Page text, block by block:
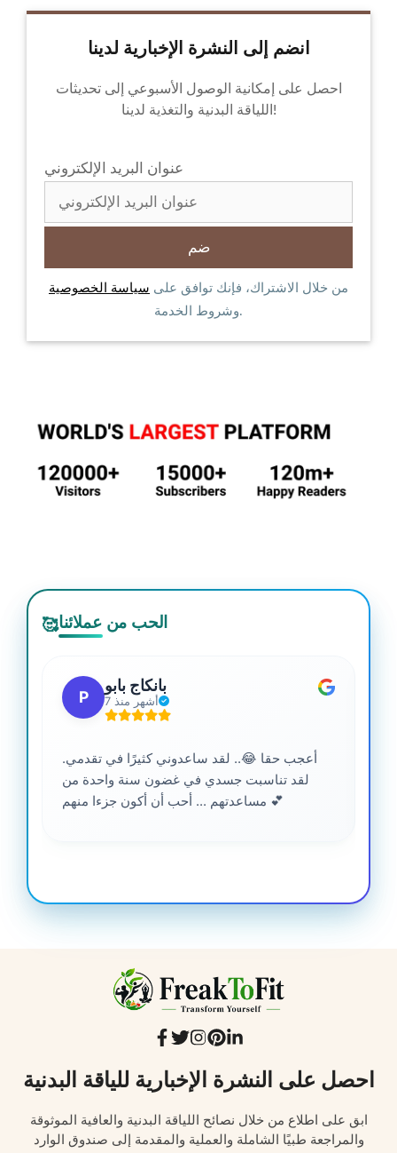
انضم إلى النشرة الإخبارية لدينا
احصل على إمكانية الوصول الأسبوعي إلى تحديثات
اللياقة البدنية والتغذية لدينا!
عنوان البريد الإلكتروني
من خلال الاشتراك، فإنك توافق على سياسة الخصوصية
وشروط الخدمة.
🥰الحب من عملائنا
P
بانكاج بابو
7 أشهر منذ
أعجب حقا 😂.. لقد ساعدوني كثيرًا في تقدمي.
لقد تناسبت جسدي في غضون سنة واحدة من
مساعدتهم ... أحب أن أكون جزءا منهم 💕
احصل على النشرة الإخبارية للياقة البدنية
ابق على اطلاع من خلال نصائح اللياقة البدنية والعافية الموثوقة
والمراجعة طبيًا الشاملة والعملية والمقدمة إلى صندوق الوارد